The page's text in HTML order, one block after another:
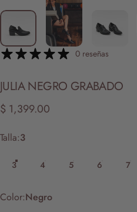
0 reseñas
JULIA NEGRO GRABADO
$ 1,399.00
Talla
Talla:3
3 4 5 6 7
Color
Color:Negro